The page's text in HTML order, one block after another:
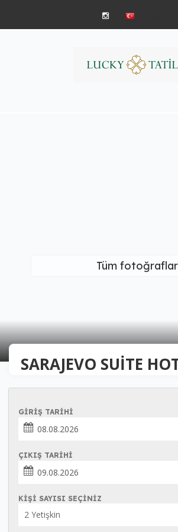
Tüm fotoğraflar
SARAJEVO SUİTE
GIRIŞ TARIHI
ÇIKIŞ TARIHI
KIŞI SAYISI SEÇINIZ